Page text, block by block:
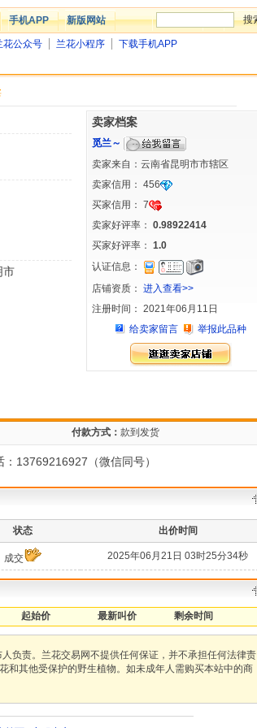
手机APP 新版网站
花公众号 兰花小程序
下载手机APP
市
卖家档案
觅兰～
卖家来自：云南省昆明市市辖区
卖家信用： 456
买家信用： 7
卖家好评率： 0.98922414
买家好评率： 1.0
认证信息：
店铺资质： 进入查看>>
注册时间： 2021年06月11日
给卖家留言
举报此品种
付款方式： 款到发货
13769216927（微信同号）
状态 出价时间
成交 2025年06月21日 03时25分34秒
起始价 最新叫价 剩余时间
负责。兰花交易网不提供任何保证，并不承担任何法律责
和其他受保护的野生植物。如未成年人需购买本站中的商